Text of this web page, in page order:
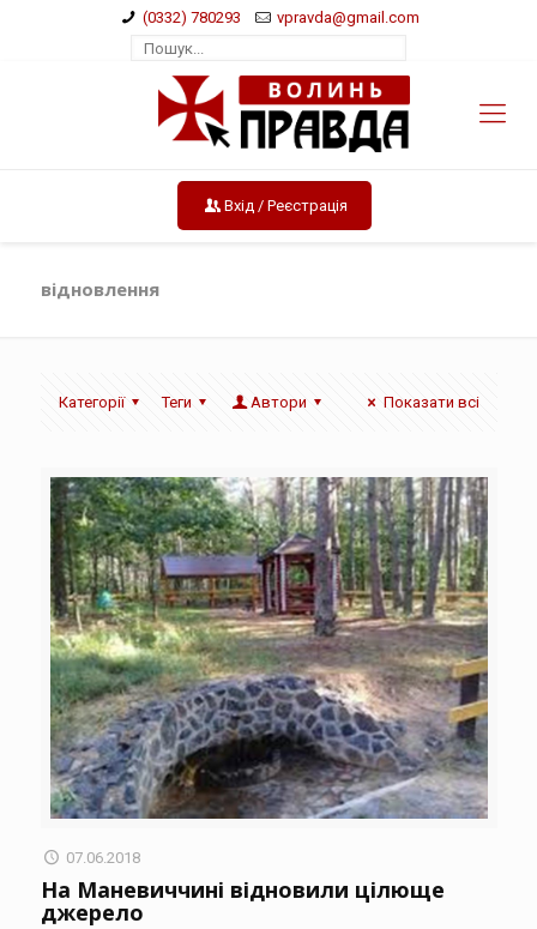
(0332) 780293 vpravda@gmail.com
Вхід / Реєстрація
відновлення
Категорії Теги Автори Показати всі
07.06.2018
На Маневиччині відновили цілюще
джерело